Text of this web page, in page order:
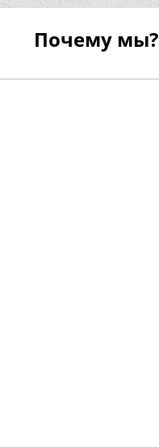
Почему мы?